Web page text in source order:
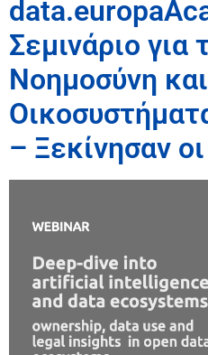
Σεμινάριο για
Νοημοσύνη
– Ξεκίνησαν